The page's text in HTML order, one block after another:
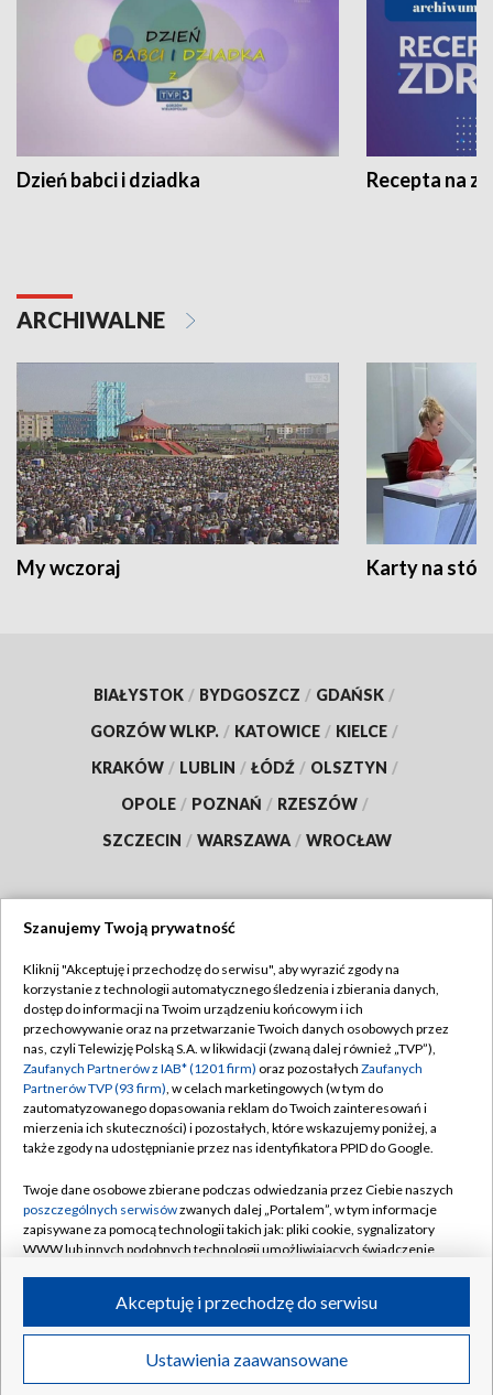
Dzień babci i dziadka Recepta na
ARCHIWALNE
My wczoraj Karty na
BIAŁYSTOK / BYDGOSZCZ / GDAŃSK /
GORZÓW WLKP. / KATOWICE / KIELCE /
KRAKÓW / LUBLIN / ŁÓDŹ / OLSZTYN /
OPOLE / POZNAŃ / RZESZÓW /
SZCZECIN / WARSZAWA / WROCŁAW
TVP
Abonament TVP
Emisja w TVP
Centrum informacji TVP
Naziemna Telewizja Cyfrowa
Rada Programowa
System NOS
Informacje o nadawcy
Program dla prasy
Ogłoszenie przetargowe
Regulamin TVP
Polityka prywatności
Moje zgody
Pomoc
Kontakt
Kanały
©2026 Telewizja Polska S.A. w likwidacji
Szanujemy Twoją prywatność
Kliknij "Akceptuję i przechodzę do serwisu", aby wyrazić zgody na
korzystanie z technologii automatycznego śledzenia i zbierania danych,
dostęp do informacji na Twoim urządzeniu końcowym i ich
przechowywanie oraz na przetwarzanie Twoich danych osobowych przez
nas, czyli Telewizję Polską S.A. w likwidacji (zwaną dalej również „TVP”),
Zaufanych Partnerów z IAB* (1201 firm) oraz pozostałych Zaufanych
Partnerów TVP (93 firm), w celach marketingowych (w tym do
zautomatyzowanego dopasowania reklam do Twoich zainteresowań i
mierzenia ich skuteczności) i pozostałych, które wskazujemy poniżej, a
także zgody na udostępnianie przez nas identyfikatora PPID do Google.
Twoje dane osobowe zbierane podczas odwiedzania przez Ciebie naszych
poszczególnych serwisówzwanych dalej „Portalem”, w tym informacje
zapisywane za pomocą technologii takich jak: pliki cookie, sygnalizatory
WWW lub innych podobnych technologii umożliwiających świadczenie
ruchu w Internecie.
Twoje dane osobowe zbierane podczas odwiedzania przez Ciebie
poszczególnych serwisówna Portalu, takie jak adresy IP, identyfikatory
Ustawienia zaawansowane
Akceptuję i przechodzę do serwisu